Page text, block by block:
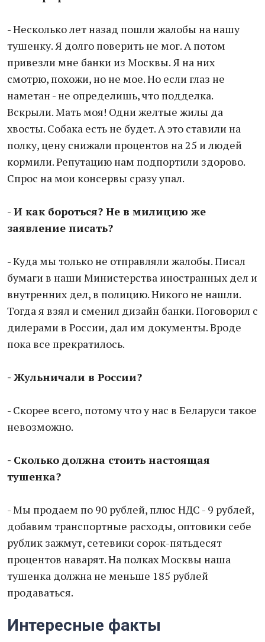
- Несколько лет назад пошли жалобы на нашу
тушенку. Я долго поверить не мог. А потом
привезли мне банки из Москвы. Я на них
смотрю, похожи, но не мое. Но если глаз не
наметан - не определишь, что подделка.
Вскрыли. Мать моя! Одни желтые жилы да
хвосты. Собака есть не будет. А это ставили на
полку, цену снижали процентов на 25 и людей
кормили. Репутацию нам подпортили здорово.
Спрос на мои консервы сразу упал.
- И как бороться? Не в милицию же
заявление писать?
- Куда мы только не отправляли жалобы. Писал
бумаги в наши Министерства иностранных дел и
внутренних дел, в полицию. Никого не нашли.
Тогда я взял и сменил дизайн банки. Поговорил с
дилерами в России, дал им документы. Вроде
пока все прекратилось.
- Жульничали в России?
- Скорее всего, потому что у нас в Беларуси такое
невозможно.
- Сколько должна стоить настоящая
тушенка?
- Мы продаем по 90 рублей, плюс НДС - 9 рублей,
добавим транспортные расходы, оптовики себе
рублик зажмут, сетевики сорок-пятьдесят
процентов наварят. На полках Москвы наша
тушенка должна не меньше 185 рублей
продаваться.
Интересные факты